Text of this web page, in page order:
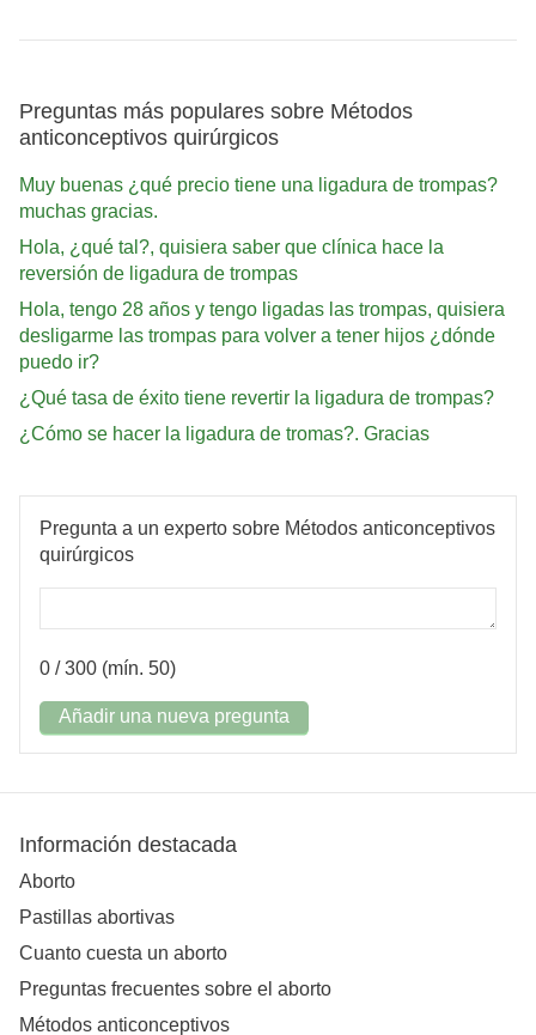
Preguntas más populares sobre Métodos
anticonceptivos quirúrgicos
Muy buenas ¿qué precio tiene una ligadura de trompas?
muchas gracias.
Hola, ¿qué tal?, quisiera saber que clínica hace la
reversión de ligadura de trompas
Hola, tengo 28 años y tengo ligadas las trompas, quisiera
desligarme las trompas para volver a tener hijos ¿dónde
puedo ir?
¿Qué tasa de éxito tiene revertir la ligadura de trompas?
¿Cómo se hacer la ligadura de tromas?. Gracias
Pregunta a un experto sobre Métodos anticonceptivos
quirúrgicos
0 / 300 (mín. 50)
Añadir una nueva pregunta
Información destacada
Aborto
Pastillas abortivas
Cuanto cuesta un aborto
Preguntas frecuentes sobre el aborto
Métodos anticonceptivos